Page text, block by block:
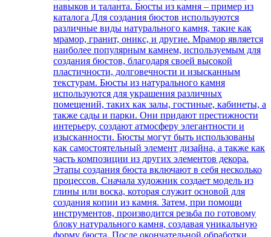
навыков и таланта. Бюсты из камня – пример из
каталога Для создания бюстов используются
различные виды натурального камня, такие как
мрамор, гранит, оникс, и другие. Мрамор является
наиболее популярным камнем, используемым для
создания бюстов, благодаря своей высокой
пластичности, долговечности и изысканным
текстурам. Бюсты из натурального камня
используются для украшения различных
помещений, таких как залы, гостиные, кабинеты, а
также сады и парки. Они придают престижности
интерьеру, создают атмосферу элегантности и
изысканности. Бюсты могут быть использованы
как самостоятельный элемент дизайна, а также как
часть композиции из других элементов декора.
Этапы создания бюста включают в себя несколько
процессов. Сначала художник создает модель из
глины или воска, которая служит основой для
создания копии из камня. Затем, при помощи
инструментов, производится резьба по готовому
блоку натурального камня, создавая уникальную
форму бюста. После окончательной обработки